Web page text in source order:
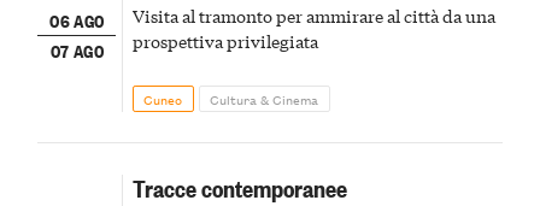
06 AGO
07 AGO
Visita al tramonto per ammirare al città da una
prospettiva privilegiata
Cuneo Cultura & Cinema
Tracce contemporanee